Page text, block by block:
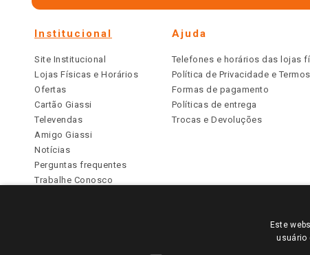
Institucional
Site Institucional
Lojas Físicas e Horários
Ofertas
Cartão Giassi
Televendas
Amigo Giassi
Notícias
Perguntas frequentes
Trabalhe Conosco
Ajuda
Telefones e horários das lojas
Política de Privacidade e
Formas de pagamento
Políticas de entrega
Trocas e Devoluções
PARA VER OS PREÇOS DA SUA REGIÃO, FAÇA
TODOS OS PREÇOS E CONDIÇÕES COMERCIAIS DESTE
Este
usuário